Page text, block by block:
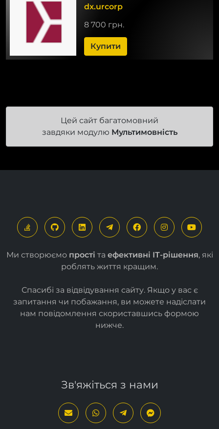
dx.urcorp
8 700 грн.
Купити
Цей сайт багатомовний
завдяки модулю Мультимовність
Ми створюємо прості та ефективні ІТ-рішення, які
роблять життя кращим.
Спасибі за відвідування сайту. Якщо у вас є
запитання чи побажання, ви можете надіслати
нам повідомлення скориставшись формою
нижче.
Зв'яжіться з нами